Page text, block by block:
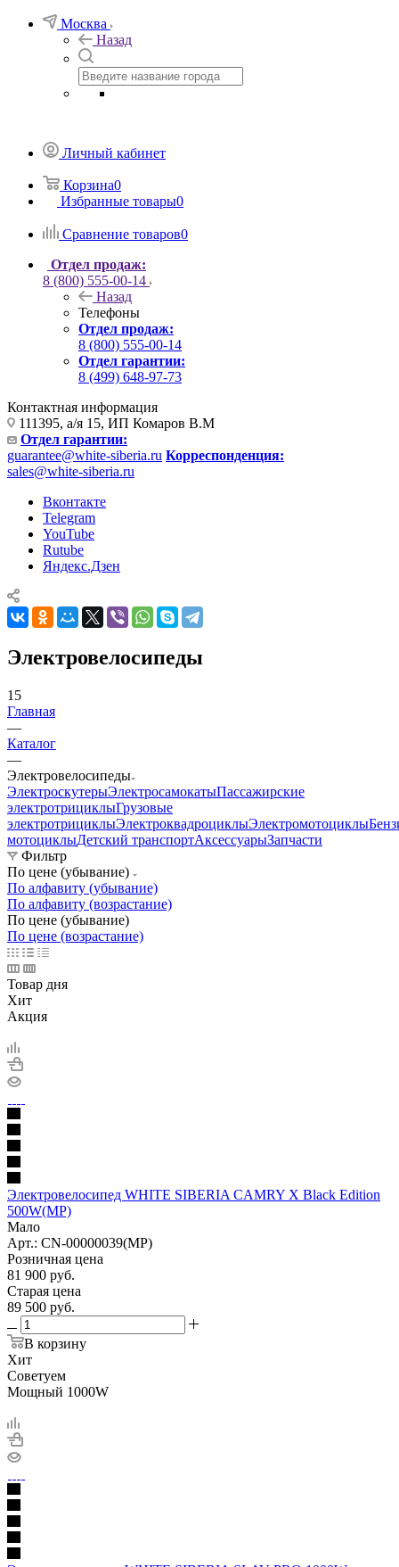
Москва
Назад
Личный кабинет
Корзина0
Избранные товары0
Сравнение товаров0
Отдел продаж:
8 (800) 555-00-14
Назад
Телефоны
Отдел продаж:
8 (800) 555-00-14
Отдел гарантии:
8 (499) 648-97-73
Контактная информация
111395, а/я 15, ИП Комаров В.М
Отдел гарантии:
guarantee@white-siberia.ru Корреспонденция:
sales@white-siberia.ru
Вконтакте
Telegram
YouTube
Rutube
Яндекс.Дзен
Электровелосипеды
15
Главная
—
Каталог
—
Электровелосипеды
ЭлектроскутерыЭлектросамокатыПассажирские
электротрициклыГрузовые
электротрициклыЭлектроквадроциклыЭлектромотоциклы
мотоциклыДетский транспортАксессуарыЗапчасти
Фильтр
По цене (убывание)
По алфавиту (убывание)
По алфавиту (возрастание)
По цене (убывание)
По цене (возрастание)
Товар дня
Хит
Акция
Электровелосипед WHITE SIBERIA CAMRY X Black Edition
500W(МР)
Мало
Арт.: CN-00000039(МР)
Розничная цена
81 900 руб.
Старая цена
89 500 руб.
В корзину
Хит
Советуем
Мощный 1000W